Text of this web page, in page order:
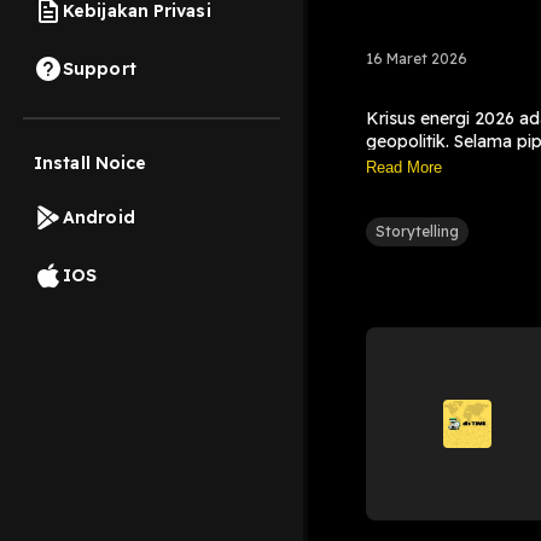
Kebijakan Privasi
Support
Install Noice
Android
IOS
16 Maret 2026
Krisus energi 2026
geopolitik. Selama
dalam volatilitas
Read More
Storytelling